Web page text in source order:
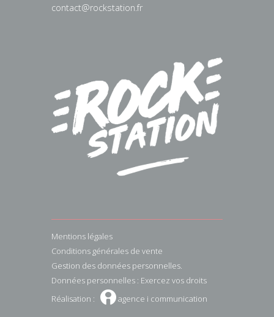
contact@rockstation.fr
Mentions légales
Conditions générales de vente
Gestion des données personnelles.
Données personnelles : Exercez vos droits
Réalisation : Wagence i communication